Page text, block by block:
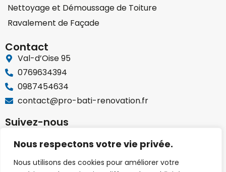
Nous respectons votre vie privée.
Nous utilisons des cookies pour améliorer votre
Nettoyage et Démoussage de Toiture
Ravalement de Façade
Contact
Val-d’Oise 95
0769634394
0987454634
contact@pro-bati-renovation.fr
Suivez-nous
Zones de service